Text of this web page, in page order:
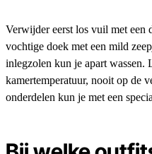
Verwijder eerst los vuil met een
vochtige doek met een mild
inlegzolen kun je apart wassen.
kamertemperatuur, nooit op de
onderdelen kun je met een